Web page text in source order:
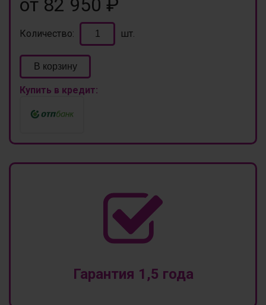
от 82 950 ₽
Количество: шт.
В корзину
Купить в кредит:
Гарантия 1,5 года